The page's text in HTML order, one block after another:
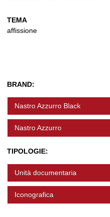
TEMA
affissione
BRAND:
Nastro Azzurro Black
Nastro Azzurro
TIPOLOGIE:
Unità documentaria
Iconografica